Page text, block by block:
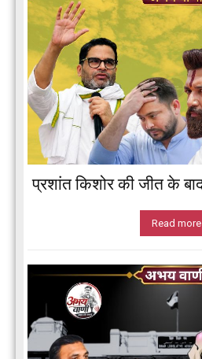
प्रशांत किशोर की जीत के
Read more